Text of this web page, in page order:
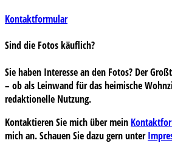
Kontaktformular
Sind die Fotos käuflich?
Sie haben Interesse an den Fotos? Der
– ob als Leinwand für das heimische
redaktionelle Nutzung.
Kontaktieren Sie mich über mein
mich an. Schauen Sie dazu gern unter